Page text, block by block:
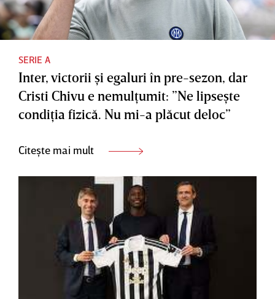
SERIE A
Inter, victorii şi egaluri în pre-sezon, dar
Cristi Chivu e nemulţumit: ”Ne lipseşte
condiţia fizică. Nu mi-a plăcut deloc”
Citește mai mult